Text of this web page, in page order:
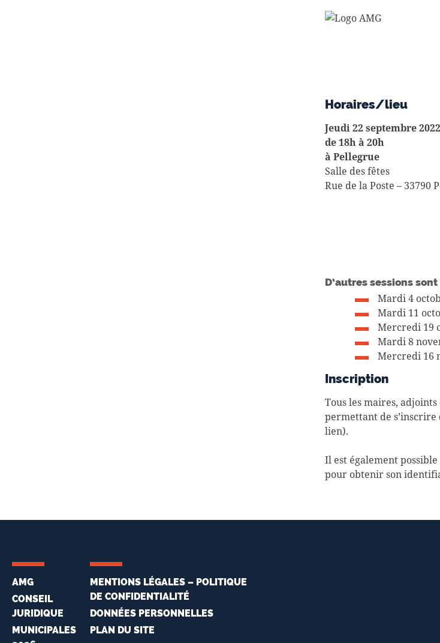
Horaires/lieu
Jeudi 22 septembre 2022
de 18h à 20h
à Pellegrue
Salle des fêtes
Rue de la Poste – 33790
D’autres sessions
Mardi 4
Mardi 11
Mercredi 19
Mardi 8
Mercredi 16
Inscription
Tous les maires,
permettant de
lien).
Il est également
pour obtenir son
AMG
CONSEIL
JURIDIQUE
MUNICIPALES
MENTIONS LÉGALES – POLITIQUE
DE CONFIDENTIALITÉ
DONNÉES PERSONNELLES
PLAN DU SITE